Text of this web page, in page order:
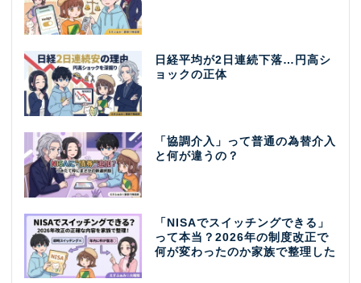
日経平均が2日連続下落…円高シ
ョックの正体
「協調介入」って普通の為替介入
と何が違うの？
「NISAでスイッチングできる」
って本当？2026年の制度改正で
何が変わったのか家族で整理した